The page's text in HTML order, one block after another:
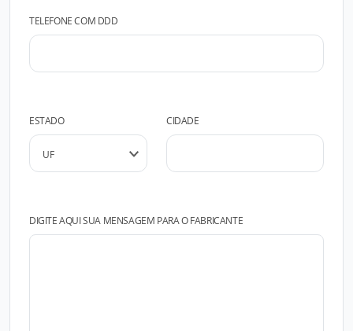
TELEFONE COM DDD
ESTADO CIDADE
DIGITE AQUI SUA MENSAGEM PARA O FABRICANTE